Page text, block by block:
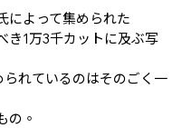
によって集められた
き1万3千カットに及ぶ写
れているのはそのごく一
の。